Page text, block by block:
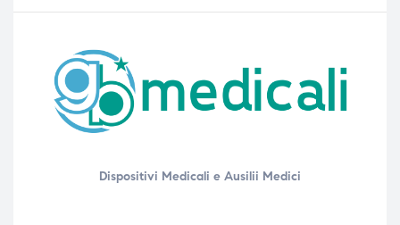
Dispositivi Medicali e Ausilii Medici